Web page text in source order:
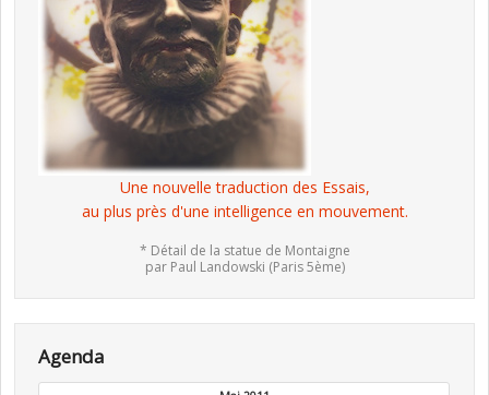
Une nouvelle traduction des Essais,
au plus près d'une intelligence en mouvement.
* Détail de la statue de Montaigne
par Paul Landowski (Paris 5ème)
Agenda